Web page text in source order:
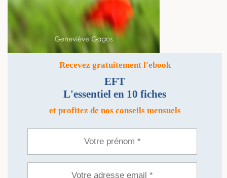
Recevez gratuitement l'ebook
EFT
L'essentiel en 10 fiches
et profitez de nos conseils mensuels